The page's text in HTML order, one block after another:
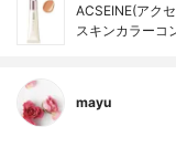
ACSEINE(アク
スキンカラーコ
mayu